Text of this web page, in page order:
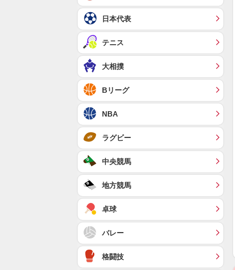
日本代表
テニス
大相撲
Bリーグ
NBA
ラグビー
中央競馬
地方競馬
卓球
バレー
格闘技